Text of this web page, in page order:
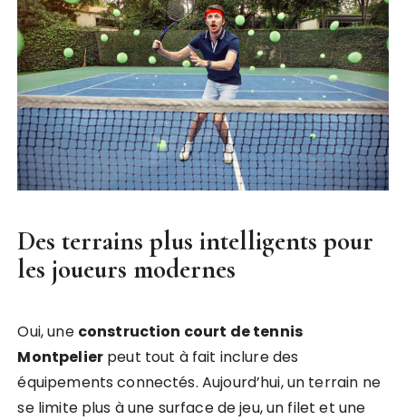
Des terrains plus intelligents pour
les joueurs modernes
Oui, une construction court de tennis
Montpelier peut tout à fait inclure des
équipements connectés. Aujourd’hui, un terrain ne
se limite plus à une surface de jeu, un filet et une